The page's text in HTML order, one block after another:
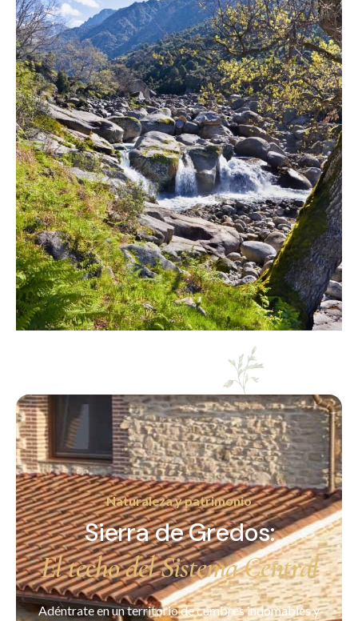
Naturaleza y patrimonio
Sierra de Gredos:
El techo del Sistema Central
Adéntrate en un territorio de cumbres indomables y